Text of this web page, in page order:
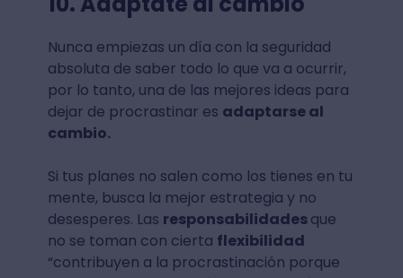
Nunca empiezas un día con la seguridad
absoluta de saber todo lo que va a ocurrir,
por lo tanto, una de las mejores ideas para
dejar de procrastinar es adaptarse al
cambio.
Si tus planes no salen como los tienes en tu
mente, busca la mejor estrategia y no
desesperes. Las responsabilidadesque
no se toman con cierta flexibilidad
“contribuyen a la procrastinación porque